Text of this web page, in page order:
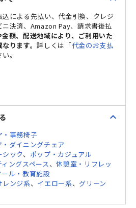
による先払い、代金引換、クレジ
決済、Amazon Pay、請求書後払
額、配送地域により、ご利用いた
なります。詳しくは「代金のお支払
。
expand_less
・事務椅子
ダイニングチェア
シック、 ポップ・カジュアル
ングスペース 、休憩室・リフレッ
ル・教育施設
レンジ系、 イエロー系、 グリーン